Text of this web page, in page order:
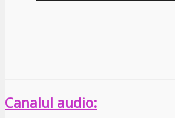
Canalul audio: